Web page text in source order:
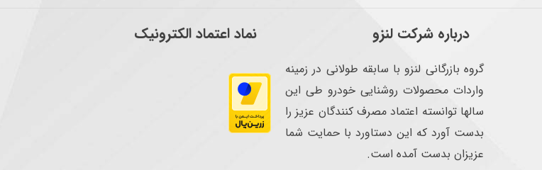
درباره شرکت لنزو
گروه بازرگانی لنزو با سابقه طولانی در زمینه
واردات محصولات روشنایی خودرو طی این
سالها توانسته اعتماد مصرف کنندگان عزیز را
بدست آورد که این دستاورد با حمایت شما
عزیزان بدست آمده است.
نماد اعتماد الکترونیک